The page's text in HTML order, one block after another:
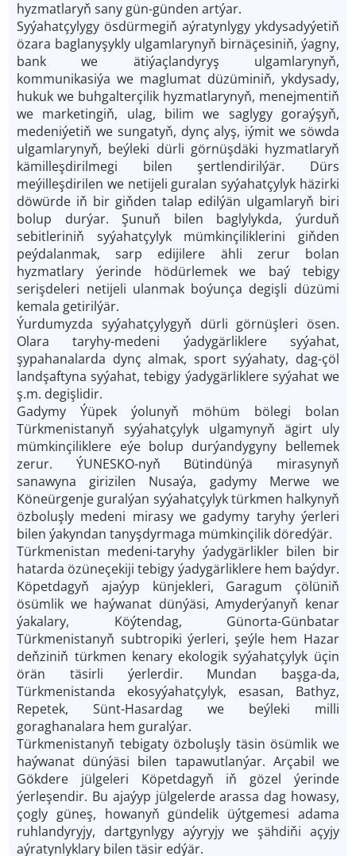
hyzmatlaryň sany gün-günden artýar.
Syýahatçylygy ösdürmegiň aýratynlygy ykdysadyýetiň
özara baglanyşykly ulgamlarynyň birnäçesiniň, ýagny,
bank we ätiýaçlandyryş ulgamlarynyň,
kommunikasiýa we maglumat düzüminiň, ykdysady,
hukuk we buhgalterçilik hyzmatlarynyň, menejmentiň
we marketingiň, ulag, bilim we saglygy goraýşyň,
medeniýetiň we sungatyň, dynç alyş, iýmit we söwda
ulgamlarynyň, beýleki dürli görnüşdäki hyzmatlaryň
kämilleşdirilmegi bilen şertlendirilýär. Dürs
meýilleşdirilen we netijeli guralan syýahatçylyk häzirki
döwürde iň bir giňden talap edilýän ulgamlaryň biri
bolup durýar. Şunuň bilen baglylykda, ýurduň
sebitleriniň syýahatçylyk mümkinçiliklerini giňden
peýdalanmak, sarp edijilere ähli zerur bolan
hyzmatlary ýerinde hödürlemek we baý tebigy
serişdeleri netijeli ulanmak boýunça degişli düzümi
kemala getirilýär.
Ýurdumyzda syýahatçylygyň dürli görnüşleri ösen.
Olara taryhy-medeni ýadygärliklere syýahat,
şypahanalarda dynç almak, sport syýahaty, dag-çöl
landşaftyna syýahat, tebigy ýadygärliklere syýahat we
ş.m. degişlidir.
Gadymy Ýüpek ýolunyň möhüm bölegi bolan
Türkmenistanyň syýahatçylyk ulgamynyň ägirt uly
mümkinçiliklere eýe bolup durýandygyny bellemek
zerur. ÝUNESKO-nyň Bütindünýä mirasynyň
sanawyna girizilen Nusaýa, gadymy Merwe we
Köneürgenje guralýan syýahatçylyk türkmen halkynyň
özboluşly medeni mirasy we gadymy taryhy ýerleri
bilen ýakyndan tanyşdyrmaga mümkinçilik döredýär.
Türkmenistan medeni-taryhy ýadygärlikler bilen bir
hatarda özüneçekiji tebigy ýadygärliklere hem baýdyr.
Köpetdagyň ajaýyp künjekleri, Garagum çölüniň
ösümlik we haýwanat dünýäsi, Amyderýanyň kenar
ýakalary, Köýtendag, Günorta-Günbatar
Türkmenistanyň subtropiki ýerleri, şeýle hem Hazar
deňziniň türkmen kenary ekologik syýahatçylyk üçin
örän täsirli ýerlerdir. Mundan başga-da,
Türkmenistanda ekosyýahatçylyk, esasan, Bathyz,
Repetek, Sünt-Hasardag we beýleki milli
goraghanalara hem guralýar.
Türkmenistanyň tebigaty özboluşly täsin ösümlik we
haýwanat dünýäsi bilen tapawutlanýar. Arçabil we
Gökdere jülgeleri Köpetdagyň iň gözel ýerinde
ýerleşendir. Bu ajaýyp jülgelerde arassa dag howasy,
çogly güneş, howanyň gündelik üýtgemesi adama
ruhlandyryjy, dartgynlygy aýyryjy we şähdiňi açyjy
aýratynlyklary bilen täsir edýär.